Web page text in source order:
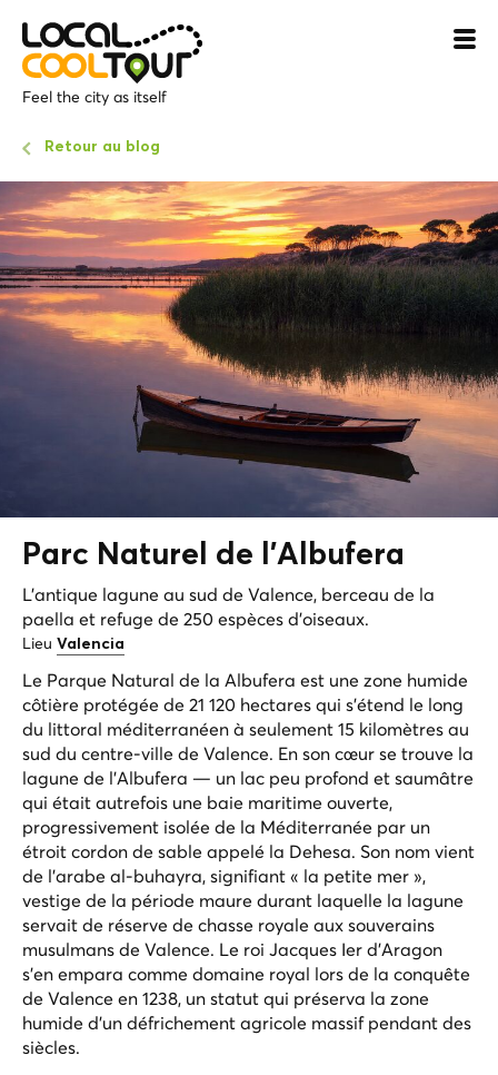
Feel the city as itself
Retour au blog
Parc Naturel de l'Albufera
L'antique lagune au sud de Valence, berceau de la
paella et refuge de 250 espèces d'oiseaux.
Lieu Valencia
Le Parque Natural de la Albufera est une zone humide
côtière protégée de 21 120 hectares qui s'étend le long
du littoral méditerranéen à seulement 15 kilomètres au
sud du centre-ville de Valence. En son cœur se trouve la
lagune de l'Albufera — un lac peu profond et saumâtre
qui était autrefois une baie maritime ouverte,
progressivement isolée de la Méditerranée par un
étroit cordon de sable appelé la Dehesa. Son nom vient
de l'arabe al-buhayra, signifiant « la petite mer »,
vestige de la période maure durant laquelle la lagune
servait de réserve de chasse royale aux souverains
musulmans de Valence. Le roi Jacques Ier d'Aragon
s'en empara comme domaine royal lors de la conquête
de Valence en 1238, un statut qui préserva la zone
humide d'un défrichement agricole massif pendant des
siècles.